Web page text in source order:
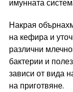
имунната
Накрая
на кефира и
различни
бактерии и
зависи от вида
на приготвяне.